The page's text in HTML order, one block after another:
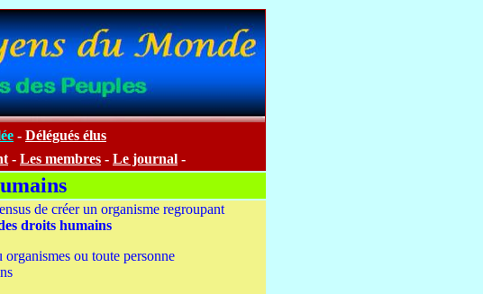
- Délégués élus
- Les membres - Le journal -
de créer un organisme regroupant
droits humains
ou toute personne